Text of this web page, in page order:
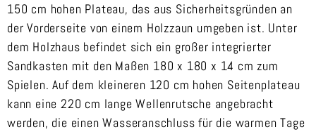
150 cm hohen Plateau, das aus Sicherheitsgründen an
der Vorderseite von einem Holzzaun umgeben ist. Unter
dem Holzhaus befindet sich ein großer integrierter
Sandkasten mit den Maßen 180 x 180 x 14 cm zum
Spielen. Auf dem kleineren 120 cm hohen Seitenplateau
kann eine 220 cm lange Wellenrutsche angebracht
werden, die einen Wasseranschluss für die warmen Tage